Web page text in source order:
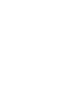
€
289,90 €.